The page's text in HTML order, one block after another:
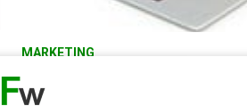
MARKETING
scoren de webwinkels?